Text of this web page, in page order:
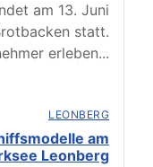
am 13. Juni
statt.
erleben...
LEONBERG
am
Leonberg